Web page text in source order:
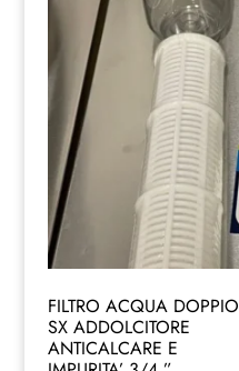
FILTRO ACQUA DOPPIO
SX ADDOLCITORE
ANTICALCARE E